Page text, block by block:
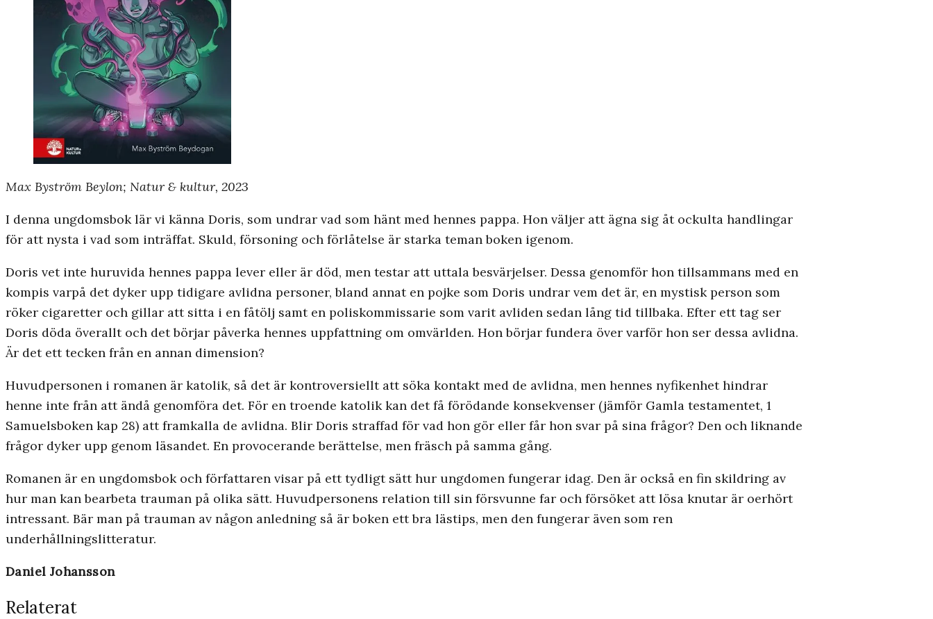
Max Byström Beylon; Natur & kultur, 2023
I denna ungdomsbok lär vi känna Doris, som undrar vad som hänt med hennes pappa. Hon väljer att ägna sig åt ockulta handlingar
för att nysta i vad som inträffat. Skuld, försoning och förlåtelse är starka teman boken igenom.
Doris vet inte huruvida hennes pappa lever eller är död, men testar att uttala besvärjelser. Dessa genomför hon tillsammans med en
kompis varpå det dyker upp tidigare avlidna personer, bland annat en pojke som Doris undrar vem det är, en mystisk person som
röker cigaretter och gillar att sitta i en fåtölj samt en poliskommissarie som varit avliden sedan lång tid tillbaka. Efter ett tag ser
Doris döda överallt och det börjar påverka hennes uppfattning om omvärlden. Hon börjar fundera över varför hon ser dessa avlidna.
Är det ett tecken från en annan dimension?
Huvudpersonen i romanen är katolik, så det är kontroversiellt att söka kontakt med de avlidna, men hennes nyfikenhet hindrar
henne inte från att ändå genomföra det. För en troende katolik kan det få förödande konsekvenser (jämför Gamla testamentet, 1
Samuelsboken kap 28) att framkalla de avlidna. Blir Doris straffad för vad hon gör eller får hon svar på sina frågor? Den och liknande
frågor dyker upp genom läsandet. En provocerande berättelse, men fräsch på samma gång.
Romanen är en ungdomsbok och författaren visar på ett tydligt sätt hur ungdomen fungerar idag. Den är också en fin skildring av
hur man kan bearbeta trauman på olika sätt. Huvudpersonens relation till sin försvunne far och försöket att lösa knutar är oerhört
intressant. Bär man på trauman av någon anledning så är boken ett bra lästips, men den fungerar även som ren
underhållningslitteratur.
Daniel Johansson
Relaterat